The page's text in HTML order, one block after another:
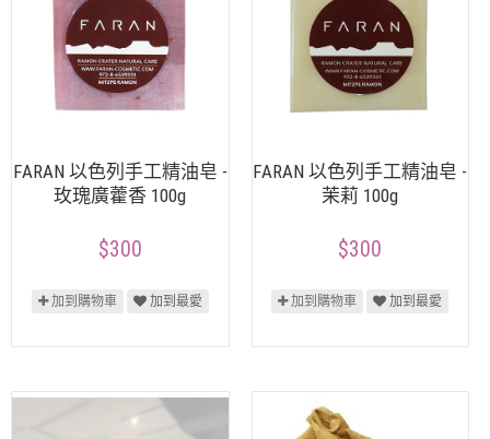
FARAN 以色列手工精油皂 -
玫瑰廣藿香 100g
$300
加到購物車 加到最愛
FARAN 以色列手工精油皂 -
茉莉 100g
$300
加到購物車 加到最愛